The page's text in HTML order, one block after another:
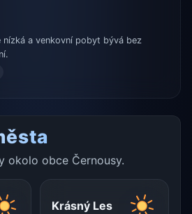
nízká a venkovní pobyt bývá bez
okolo obce Černousy.
Krásný Les